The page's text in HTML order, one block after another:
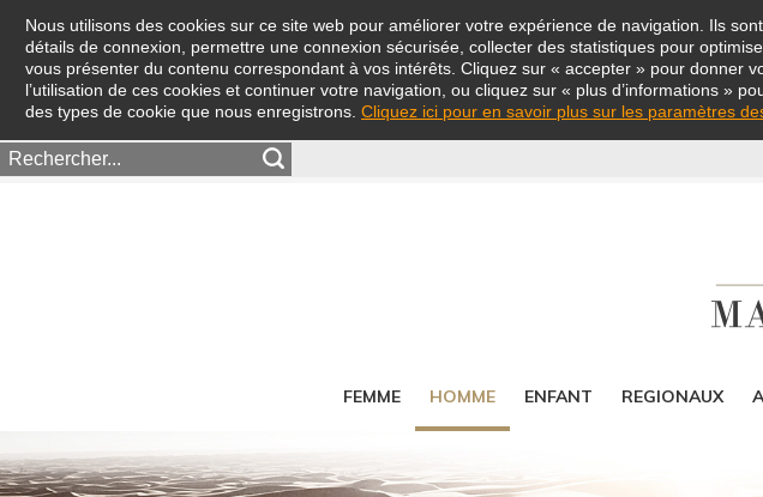
Nous utilisons des cookies sur ce site web pour améliorer votre expérience de navigation. Ils
détails de connexion, permettre une connexion sécurisée, collecter des statistiques pour
vous présenter du contenu correspondant à vos intérêts. Cliquez sur « accepter » pour donner
l’utilisation de ces cookies et continuer votre navigation, ou cliquez sur « plus d’informations »
des types de cookie que nous enregistrons. Cliquez ici pour en savoir plus sur les paramètres
FEMME HOMME ENFANT REGIONAUX